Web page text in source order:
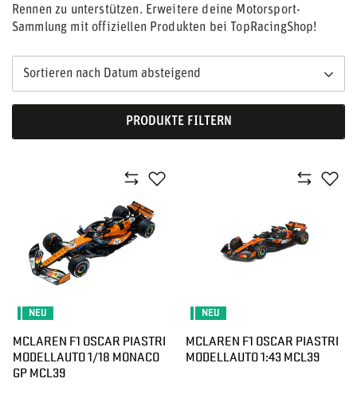
Rennen zu unterstützen. Erweitere deine Motorsport-
Sammlung mit offiziellen Produkten bei TopRacingShop!
Sortieren nach Datum absteigend
PRODUKTE FILTERN
NEU
MCLAREN F1 OSCAR PIASTRI
MODELLAUTO 1/18 MONACO
GP MCL39
NEU
MCLAREN F1 OSCAR PIASTRI
MODELLAUTO 1:43 MCL39